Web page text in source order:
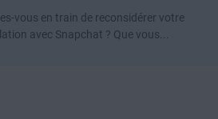
vous en train de reconsidérer votre
avec Snapchat ? Que vous...